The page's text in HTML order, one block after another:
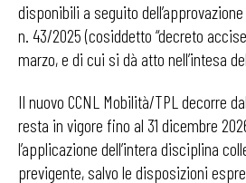
disponibili a seguito
n. 43/2025 (cosiddetto “decreto
marzo, e di cui si dà atto nell’intesa
Il nuovo CCNL Mobilità/TPL decorre
resta in vigore fino al 31 dicembre
l’applicazione dell’intera disciplina
previgente, salvo le disposizioni